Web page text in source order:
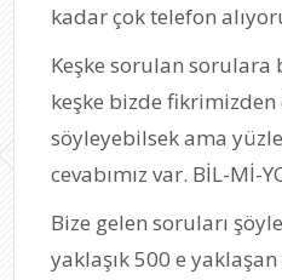
kadar çok telefon
Keşke sorulan sorulara
keşke bizde
söyleyebilsek ama
cevabımız var. BİL-Mİ-
Bize gelen soruları
yaklaşık 500 e